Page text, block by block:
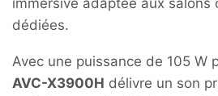
dédiées.
Avec une puissance de 105 W
AVC-X3900H délivre un son